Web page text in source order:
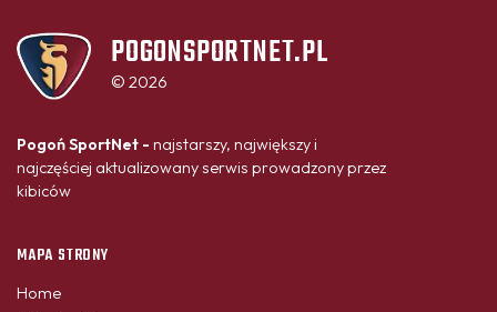
POGONSPORTNET.PL
© 2026
Pogoń SportNet - najstarszy, największy i
najczęściej aktualizowany serwis prowadzony przez
kibiców
MAPA STRONY
Home